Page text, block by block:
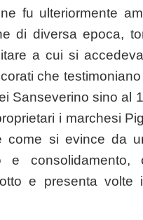
fu ulteriormente
di diversa epoca,
a cui si
che
Sanseverino sino al
i marchesi
come si evince da
e
e presenta